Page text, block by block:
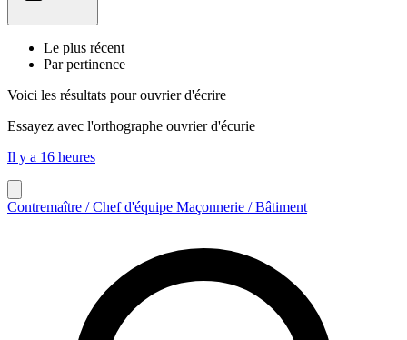
Le plus récent
Par pertinence
Voici les résultats pour ouvrier d'écrire
Essayez avec l'orthographe ouvrier d'écurie
Il y a 16 heures
Contremaître / Chef d'équipe Maçonnerie / Bâtiment